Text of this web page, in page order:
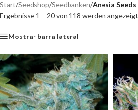
Start/Seedshop/Seedbanken/Anesia Seeds
Ergebnisse 1 – 20 von 118 werden angezeigt
Mostrar barra lateral